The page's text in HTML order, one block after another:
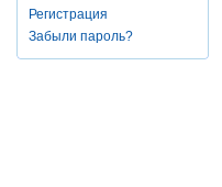
Регистрация
Забыли пароль?